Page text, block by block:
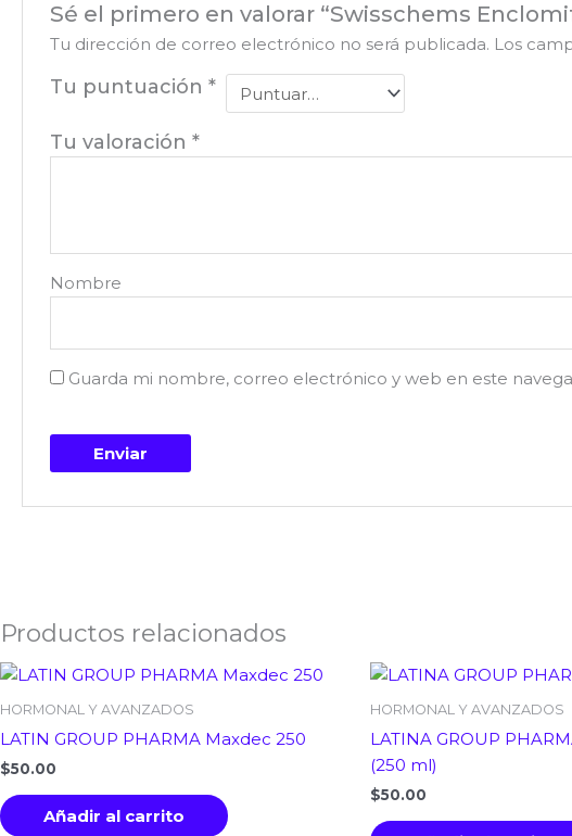
Sé el primero en valorar “Swisschems
Tu dirección de correo electrónico no será publicada. Los
Tu puntuación*
Tu valoración*
Nombre
Guarda mi nombre, correo electrónico y web en este
Productos relacionados
HORMONAL Y AVANZADOS
LATIN GROUP PHARMA Maxdec 250
$50.00
Añadir al carrito
HORMONAL Y AVANZADOS
LATINA GROUP
(250 ml)
$50.00